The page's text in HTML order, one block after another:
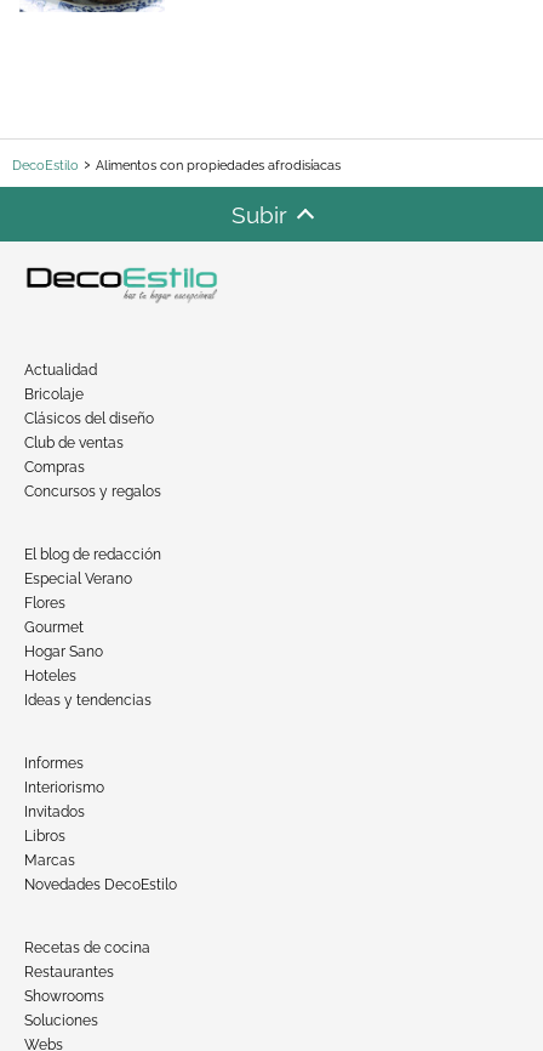
DecoEstilo Alimentos con propiedades afrodisíacas
Subir
Actualidad
Bricolaje
Clásicos del diseño
Club de ventas
Compras
Concursos y regalos
El blog de redacción
Especial Verano
Flores
Gourmet
Hogar Sano
Hoteles
Ideas y tendencias
Informes
Interiorismo
Invitados
Libros
Marcas
Novedades DecoEstilo
Recetas de cocina
Restaurantes
Showrooms
Soluciones
Webs